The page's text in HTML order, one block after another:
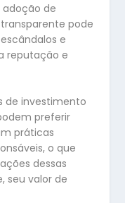
de
pode
e
reputação e
de investimento
preferir
práticas
o que
dessas
seu valor de